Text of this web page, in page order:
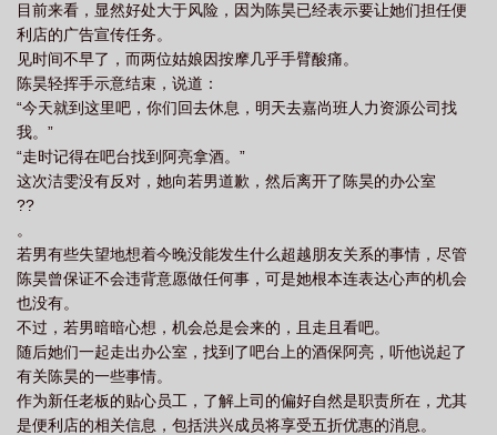
目前来看，显然好处大于风险，因为陈昊已经表示要让她们担任便
利店的广告宣传任务。
见时间不早了，而两位姑娘因按摩几乎手臂酸痛。
陈昊轻挥手示意结束，说道：
“今天就到这里吧，你们回去休息，明天去嘉尚班人力资源公司找
我。”
“走时记得在吧台找到阿亮拿酒。”
这次洁雯没有反对，她向若男道歉，然后离开了陈昊的办公室
??
。
若男有些失望地想着今晚没能发生什么超越朋友关系的事情，尽管
陈昊曾保证不会违背意愿做任何事，可是她根本连表达心声的机会
也没有。
不过，若男暗暗心想，机会总是会来的，且走且看吧。
随后她们一起走出办公室，找到了吧台上的酒保阿亮，听他说起了
有关陈昊的一些事情。
作为新任老板的贴心员工，了解上司的偏好自然是职责所在，尤其
是便利店的相关信息，包括洪兴成员将享受五折优惠的消息。